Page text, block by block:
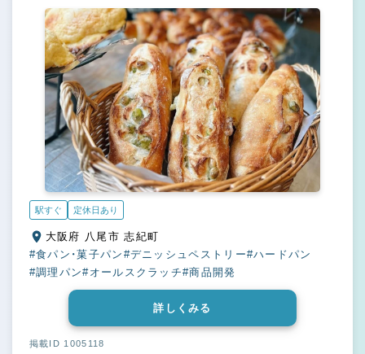
駅すぐ 定休日あり
大阪府 八尾市 志紀町
#食パン・菓子パン #デニッシュペストリー#ハードパン
#調理パン#オールスクラッチ#商品開発
詳しくみる
掲載ID 1005118